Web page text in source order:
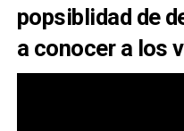
popsiblidad de
a conocer a los